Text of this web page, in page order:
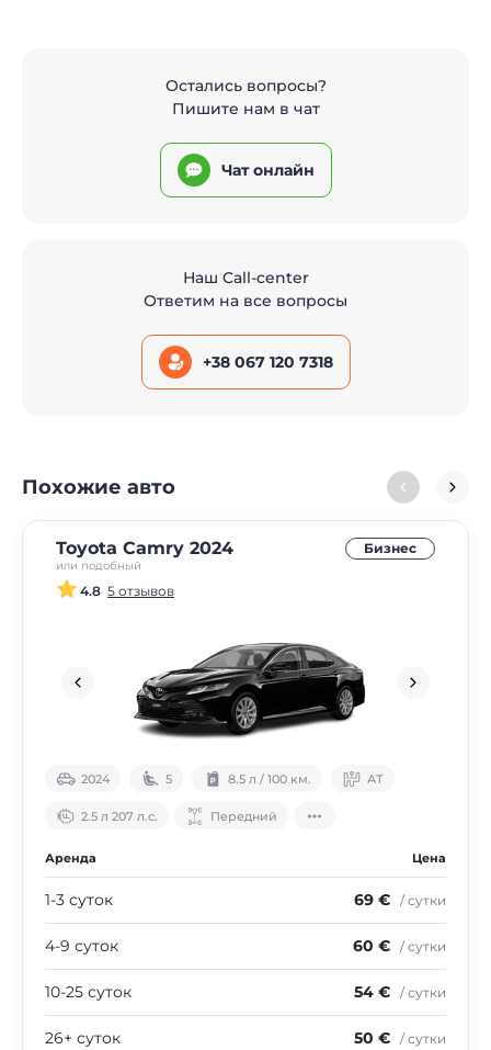
Остались вопросы?
Пишите нам в чат
Чат онлайн
Наш Call-center
Ответим на все вопросы
+38 067 120 7318
Похожие авто
Toyota Camry 2024
или подобный
Бизнес
4.8 5 отзывов
2024 5 8.5 л / 100 км. АТ
2.5 л 207 л.с. Передний
Аренда Цена
1-3 суток 69 € / сутки
4-9 суток 60 € / сутки
10-25 суток 54 € / сутки
26+ суток 50 € / сутки